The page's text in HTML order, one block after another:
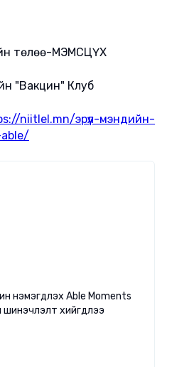
төлөө-МЭМСЦҮХ
"Вакцин" Клуб
niitlel.mn/эрүүл-мэндийн-
able/
нэмэгдүүлэх Able Moments
хийгдлээ